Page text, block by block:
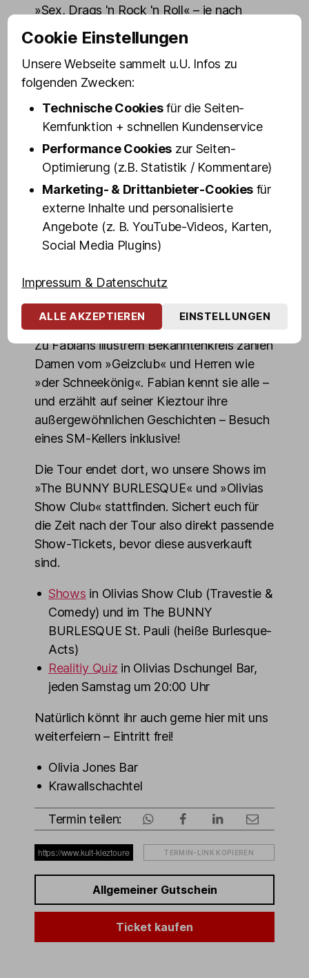
»Sex, Drags 'n Rock 'n Roll« – je nach
Guide mit etwas anderem Schwerpunkt:
Fabian Zahrt (Kiez-Name: »Der zarte
Fabian«, Video s. u.) arbeitet seit mehr als
Koberer im legendären Live-Sex-Cabaret
»Safari«, als rechte Hand einer ehemaligen
Kiez-Größe namens »Blonder Hans« und
kurzzeitig sogar als Zuhälter – bis ihn
Olivia Jones exklusiv für ihren Menstripclub
»Olivias Wilde Jungs« verpflichtete.
Seitdem hat sich Fabian zum Kult-Koberer
und Klaas für »Circus HalliGalli«, für »taff«
Frauentausch«.
Zu Fabians illustrem Bekanntenkreis zählen
Damen vom »Geizclub« und Herren wie
»der Schneekönig«. Fabian kennt sie alle –
und erzählt auf seiner Kieztour ihre
außergewöhnlichen Geschichten – Besuch
eines SM-Kellers inklusive!
Die Tour endet dort, wo unsere Shows im
»The BUNNY BURLESQUE« und »Olivias
Show Club« stattfinden. Sichert euch für
die Zeit nach der Tour also direkt passende
Show-Tickets, bevor diese ausverkauft
sind.
Shows in Olivias Show Club (Travestie &
Comedy) und im The BUNNY
BURLESQUE St. Pauli (heiße Burlesque-
Acts)
Realitiy Quiz in Olivias Dschungel Bar,
jeden Samstag um 20:00 Uhr
Natürlich könnt ihr auch gerne hier mit uns
weiterfeiern – Eintritt frei!
Olivia Jones Bar
Krawallschachtel
Termin teilen:
TERMIN-LINK KOPIEREN
Allgemeiner Gutschein
Ticket kaufen
Cookie Einstellungen
Unsere Webseite sammelt u.U. Infos zu
folgenden Zwecken:
Technische Cookiesfür die Seiten-
Kernfunktion + schnellen Kundenservice
Performance Cookies zur Seiten-
Optimierung (z.B. Statistik / Kommentare)
Marketing- & Drittanbieter-Cookies für
externe Inhalte und personalisierte
Angebote (z. B. YouTube-Videos, Karten,
Social Media Plugins)
Impressum & Datenschutz
ALLE AKZEPTIEREN EINSTELLUNGEN